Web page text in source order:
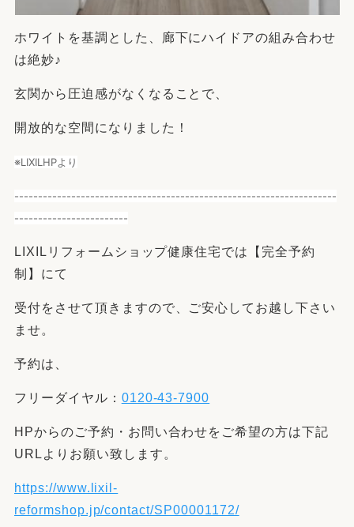
ホワイトを基調とした、廊下にハイドアの組み合わせ
は絶妙♪
玄関から圧迫感がなくなることで、
開放的な空間になりました！
※LIXILHPより
--------------------------------------------------------------------
------------------------
LIXILリフォームショップ健康住宅では【完全予約
制】にて
受付をさせて頂きますので、ご安心してお越し下さい
ませ。
予約は、
フリーダイヤル： 0120-43-7900
HPからのご予約・お問い合わせをご希望の方は下記
URLよりお願い致します。
https://www.lixil-
reformshop.jp/contact/SP00001172/